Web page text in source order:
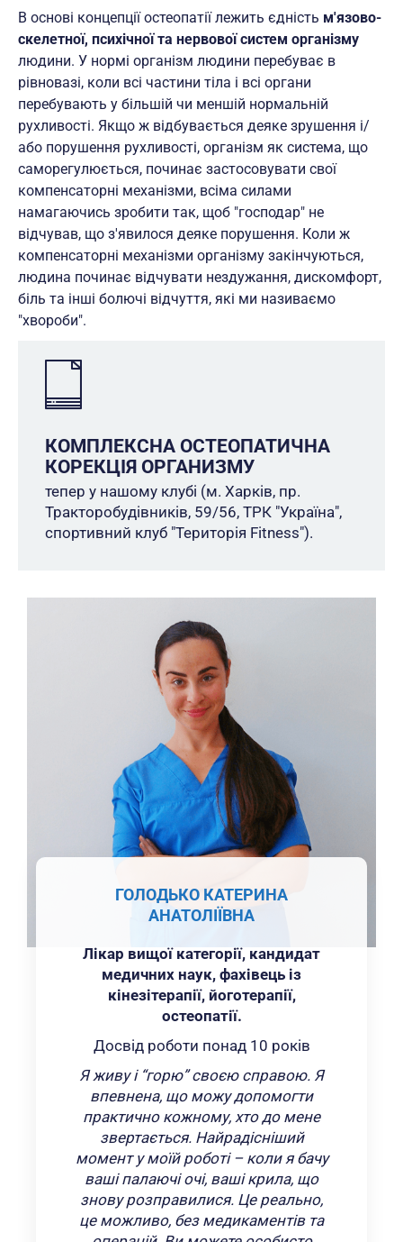
В основі концепції остеопатії лежить єдність м'язово-
скелетної, психічної та нервової систем організму
людини. У нормі організм людини перебуває в
рівновазі, коли всі частини тіла і всі органи
перебувають у більшій чи меншій нормальній
рухливості. Якщо ж відбувається деяке зрушення і/
або порушення рухливості, організм як система, що
саморегулюється, починає застосовувати свої
компенсаторні механізми, всіма силами
намагаючись зробити так, щоб "господар" не
відчував, що з'явилося деяке порушення. Коли ж
компенсаторні механізми організму закінчуються,
людина починає відчувати нездужання, дискомфорт,
біль та інші болючі відчуття, які ми називаємо
"хвороби".
КОМПЛЕКСНА ОСТЕОПАТИЧНА
КОРЕКЦІЯ ОРГАНИЗМУ
тепер у нашому клубі (м. Харків, пр.
Тракторобудівників, 59/56, ТРК "Україна",
спортивний клуб "Територія Fitness").
ГОЛОДЬКО КАТЕРИНА
АНАТОЛІЇВНА
Лікар вищої категорії, кандидат
медичних наук, фахівець із
кінезітерапії, йоготерапії,
остеопатії.
Досвід роботи понад 10 років
Я живу і “горю” своєю справою. Я
впевнена, що можу допомогти
практично кожному, хто до мене
звертається. Найрадісніший
момент у моїй роботі – коли я бачу
ваші палаючі очі, ваші крила, що
знову розправилися. Це реально,
це можливо, без медикаментів та